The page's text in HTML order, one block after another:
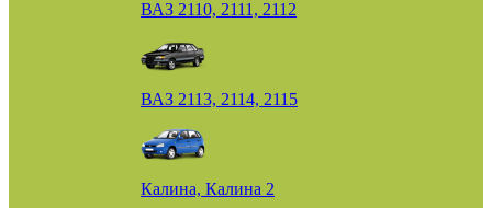
ВАЗ 2110, 2111, 2112
ВАЗ 2113, 2114, 2115
Калина, Калина 2